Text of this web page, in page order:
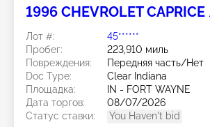
1996 CHEVROLET
Лот #:
45******
Пробег:
223,910 миль
Повреждения:
Передняя часть/Нет
Doc Type:
Clear Indiana
Площадка:
IN - FORT WAYNE
Дата торгов:
08/07/2026
Статус ставки:
You Haven't bid